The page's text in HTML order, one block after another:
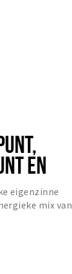
EN
eigenzinne
mix van